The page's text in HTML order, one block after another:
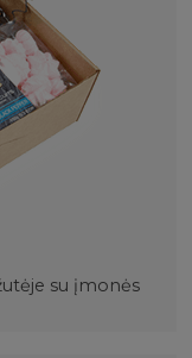
su įmonės